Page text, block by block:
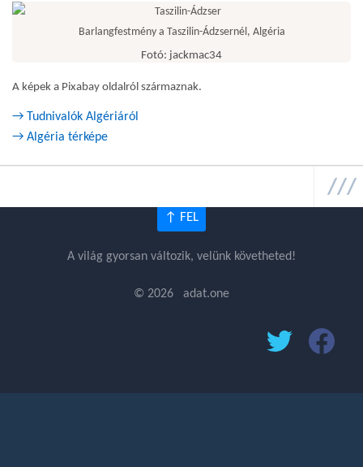
Barlangfestmény a Taszilin-Ádzsernél, Algéria
Fotó: jackmac34
A képek a Pixabay oldalról származnak.
→ Tudnivalók Algériáról
→ Algéria térképe
↑ FEL
A világ gyorsan változik, velünk követheted!
© 2026 adat.one